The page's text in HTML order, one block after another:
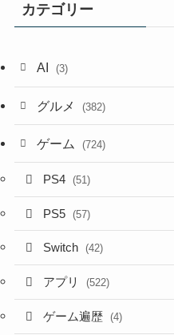
カテゴリー
AI (3)
グルメ (382)
ゲーム (724)
PS4 (51)
PS5 (57)
Switch (42)
アプリ (522)
ゲーム遍歴 (4)